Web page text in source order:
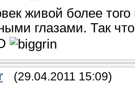
живой более
глазами. Так
(29.04.2011 15:09)